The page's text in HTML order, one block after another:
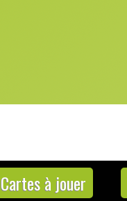
Cartes à jouer